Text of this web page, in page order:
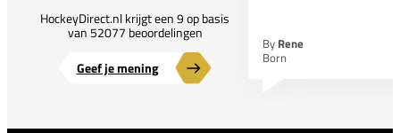
HockeyDirect.nl krijgt een 9 op basis
van 52077 beoordelingen
Geef je mening
By Rene
Born